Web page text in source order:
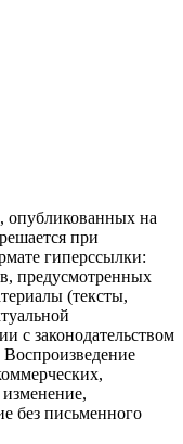
опубликованных на
при
гиперссылки:
предусмотренных
(тексты,
с законодательством
Воспроизведение
без письменного